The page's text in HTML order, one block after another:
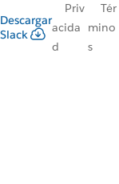
Descargar
Slack
Priv
acida
d
Tér
mino
s